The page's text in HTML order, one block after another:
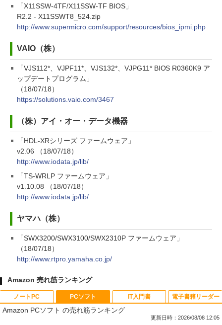
「X11SSW-4TF/X11SSW-TF BIOS」
R2.2 - X11SSWT8_524.zip
http://www.supermicro.com/support/resources/bios_ipmi.php
VAIO（株）
「VJS112*、VJPF11*、VJS132*、VJPG11* BIOS R0360K9 ア
ップデートプログラム」
（18/07/18）
https://solutions.vaio.com/3467
（株）アイ・オー・データ機器
「HDL-XRシリーズ ファームウェア」
v2.06 （18/07/18）
http://www.iodata.jp/lib/
「TS-WRLP ファームウェア」
v1.10.08 （18/07/18）
http://www.iodata.jp/lib/
ヤマハ（株）
「SWX3200/SWX3100/SWX2310P ファームウェア」
（18/07/18）
http://www.rtpro.yamaha.co.jp/
Amazon 売れ筋ランキング
ノートPC PCソフト
Amazon PCソフト の売れ筋ランキング
更新日時：2026/08/08 12:05
IT入門書 電子書籍リーダー